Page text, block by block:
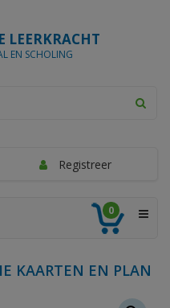
LEERKRACHT
EN SCHOLING
Registreer
0
KAARTEN EN PLAN